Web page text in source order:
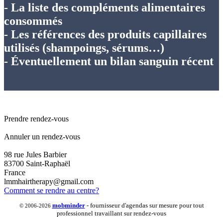
- La liste des compléments alimentaires
consommés
- Les références des produits capillaires
utilisés (shampoings, sérums…)
- Éventuellement un bilan sanguin récent
Prendre rendez-vous
Annuler un rendez-vous
98 rue Jules Barbier
83700 Saint-Raphaël
France
lmmhairtherapy@gmail.com
Comment se rendre au centre?
© 2006-2026 mobminder- fournisseur d'agendas sur mesure pour tout
professionnel travaillant sur rendez-vous